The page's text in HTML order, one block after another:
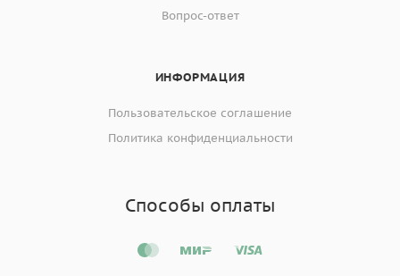
Вопрос-ответ
ИНФОРМАЦИЯ
Пользовательское соглашение
Политика конфиденциальности
Способы оплаты